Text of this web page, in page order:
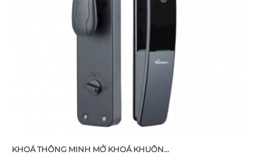
KHOÁ THÔNG MINH MỞ KHOÁ KHUÔN...